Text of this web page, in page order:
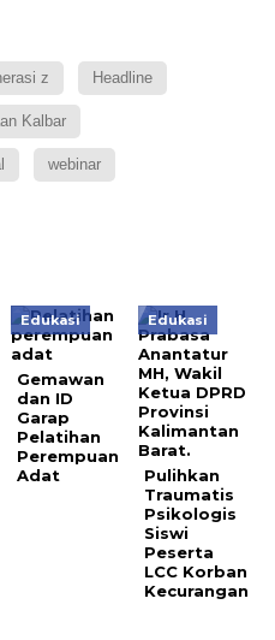
z Headline
Kalbar
webinar
Edukasi
Gemawan
dan ID
Garap
Pelatihan
Perempuan
Adat
Edukasi
Pulihkan
Traumatis
Psikologis
Siswi
Peserta
LCC Korban
Kecurangan